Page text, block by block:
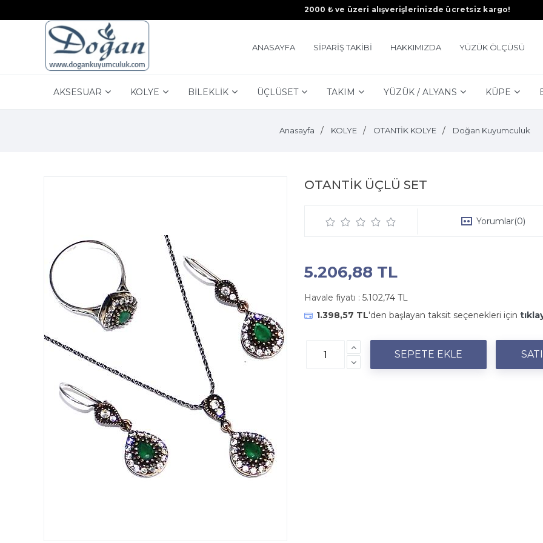
2000 ₺ ve üzeri alışverişlerinizde ücretsiz kargo!
ANASAYFA SİPARİŞ TAKİBİ HAKKIMIZDA YÜZÜK ÖLÇÜSÜ
AKSESUAR KOLYE BİLEKLİK ÜÇLÜSET TAKIM YÜZÜK / ALYANS KÜPE
Anasayfa KOLYE OTANTİK KOLYE Doğan Kuyumculuk
OTANTİK ÜÇLÜ SET
Yorumlar(0)
5.206,88 TL
Havale fiyatı : 5.102,74 TL
1.398,57 TL'den başlayan taksit seçenekleri için